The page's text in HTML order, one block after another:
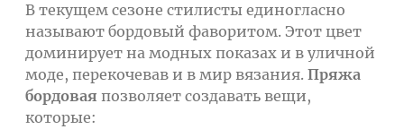
В текущем сезоне стилисты единогласно
называют бордовый фаворитом. Этот цвет
доминирует на модных показах и в уличной
моде, перекочевав и в мир вязания. Пряжа
бордовая позволяет создавать вещи,
которые: